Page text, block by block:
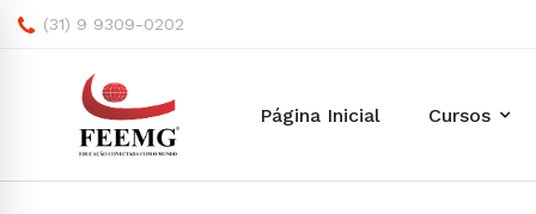
(31) 9 9309-0202
Página Inicial Cursos